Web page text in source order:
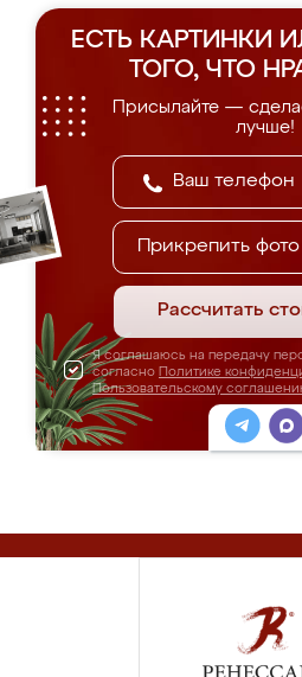
ЕСТЬ КАРТИНКИ
ТОГО, ЧТО
Присылайте —
лучше!
Прикрепить фото
Рассчитать
Я соглашаюсь на передачу
согласно Политике
Пользовательскому